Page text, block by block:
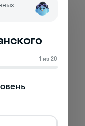
имеют
1 из 20